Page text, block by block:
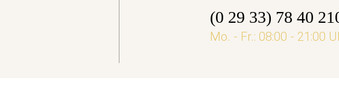
(0 29 33) 78 40
Mo. - Fr.: 08:00 - 21:00